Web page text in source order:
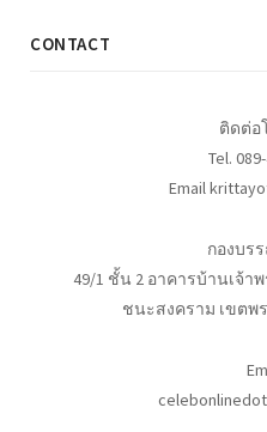
CONTACT
ติดต่
Tel.
Email
กองบร
49/1 ชั้น 2 อาคารบ้านเจ้า
ชนะสงคราม เขตพ